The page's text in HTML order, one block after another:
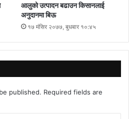
आलुको उत्पादन बढाउन किसानलाई
अनुदानमा बिऊ
१७ मंसिर २०७७, बुधबार १०:४५
published. Required fields are